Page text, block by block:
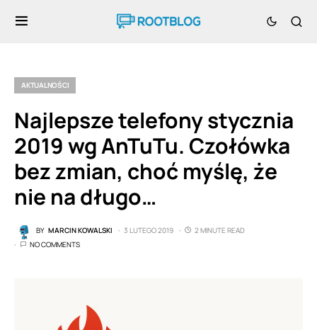
AKTUALNOŚCI
Najlepsze telefony stycznia
2019 wg AnTuTu. Czołówka
bez zmian, choć myślę, że
nie na długo…
BY MARCIN KOWALSKI 3 LUTEGO 2019
2 MINUTE READ
NO COMMENTS